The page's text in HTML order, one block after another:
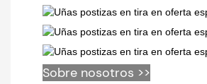
Sobre nosotros >>